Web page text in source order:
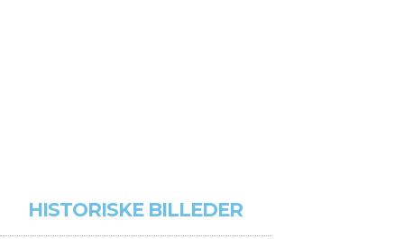
HISTORISKE BILLEDER